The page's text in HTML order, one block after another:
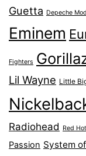
Guetta Depeche
Eminem
Fighters
Lil Wayne Little
Radiohead Red
Passion System